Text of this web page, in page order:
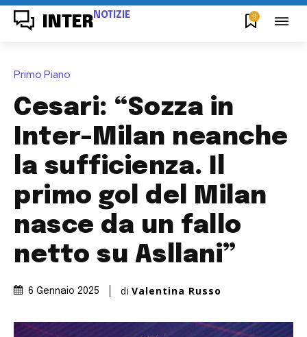
INTER NOTIZIE 0
Primo Piano
Cesari: “Sozza in
Inter-Milan neanche
la sufficienza. Il
primo gol del Milan
nasce da un fallo
netto su Asllani”
6 Gennaio 2025 di Valentina Russo